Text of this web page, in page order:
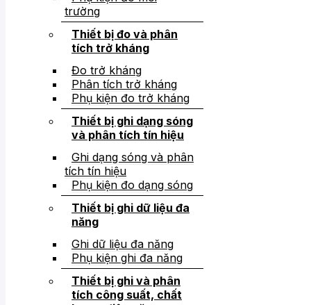
trường
Thiết bị đo và phân
tích trở kháng
Đo trở kháng
Phân tích trở kháng
Phụ kiện đo trở kháng
Thiết bị ghi dạng sóng
và phân tích tín hiệu
Ghi dạng sóng và phân
tích tín hiệu
Phụ kiện đo dạng sóng
Thiết bị ghi dữ liệu đa
năng
Ghi dữ liệu đa năng
Phụ kiện ghi đa năng
Thiết bị ghi và phân
tích công suất, chất